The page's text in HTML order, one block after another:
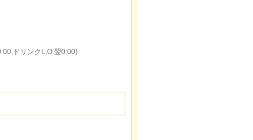
ドリンクL.O.翌0:00)